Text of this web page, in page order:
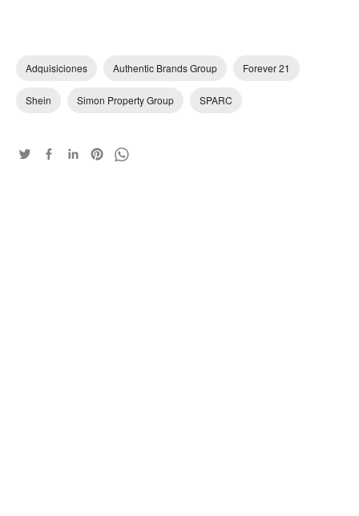
Adquisiciones Authentic Brands Group Forever 21
Shein Simon Property Group SPARC